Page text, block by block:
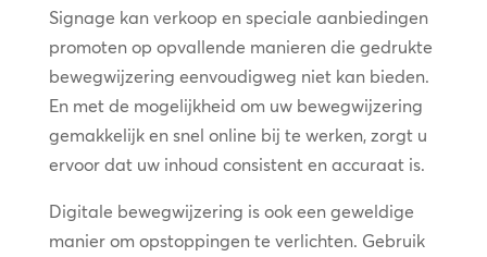
Signage kan verkoop en speciale aanbiedingen
promoten op opvallende manieren die gedrukte
bewegwijzering eenvoudigweg niet kan bieden.
En met de mogelijkheid om uw bewegwijzering
gemakkelijk en snel online bij te werken, zorgt u
ervoor dat uw inhoud consistent en accuraat is.
Digitale bewegwijzering is ook een geweldige
manier om opstoppingen te verlichten. Gebruik